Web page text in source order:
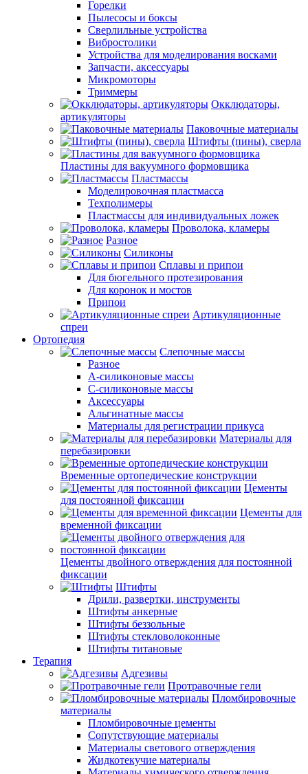
Горелки
Пылесосы и боксы
Сверлильные устройства
Вибростолики
Устройства для моделирования восками
Запчасти, аксессуары
Микромоторы
Триммеры
Окклюдаторы,
артикуляторы
Паковочные материалы
Штифты (пины), сверла
Пластины для вакуумного формовщика
Пластмассы
Моделировочная пластмасса
Техполимеры
Пластмассы для индивидуальных ложек
Проволока, кламеры
Разное
Силиконы
Сплавы и припои
Для бюгельного протезирования
Для коронок и мостов
Припои
Артикуляционные
спреи
Ортопедия
Слепочные массы
Разное
А-силиконовые массы
С-силиконовые массы
Аксессуары
Альгинатные массы
Материалы для регистрации прикуса
Материалы для
перебазировки
Временные ортопедические конструкции
Цементы
для постоянной фиксации
Цементы для
временной фиксации
Цементы двойного отверждения для постоянной
фиксации
Штифты
Дрили, развертки, инструменты
Штифты анкерные
Штифты беззольные
Штифты стекловолоконные
Штифты титановые
Терапия
Адгезивы
Протравочные гели
Пломбировочные
материалы
Пломбировочные цементы
Сопутствующие материалы
Материалы светового отверждения
Жидкотекучие материалы